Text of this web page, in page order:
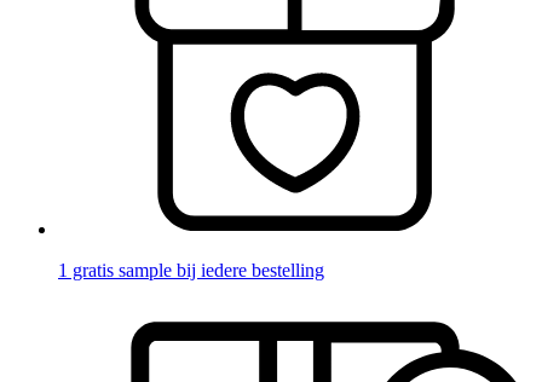
1 gratis sample bij iedere bestelling